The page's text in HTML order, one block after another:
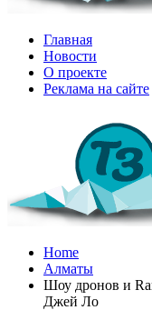
Главная
Новости
О проекте
Реклама на сайте
Home
Алматы
Шоу дронов и
Джей Ло